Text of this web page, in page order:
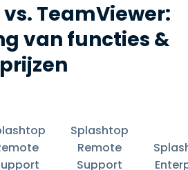
TeamViewer:
van functies &
prijzen
Splashtop
Remote
Support